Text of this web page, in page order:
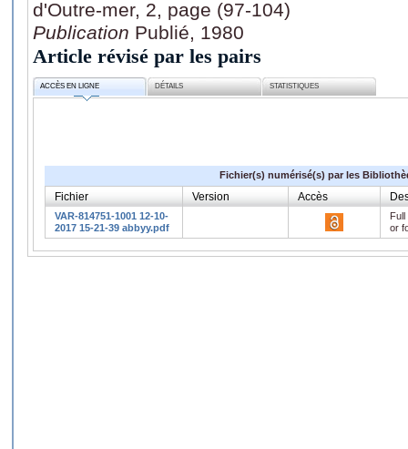
d'Outre-mer, 2, page (97-104)
Publication Publié, 1980
Article révisé par les pairs
ACCÈS EN LIGNE DÉTAILS STATISTIQUES
Fichier(s) numérisé(s) par les
Fichier Version Accès
VAR-814751-1001 12-10-
2017 15-21-39 abbyy.pdf
or